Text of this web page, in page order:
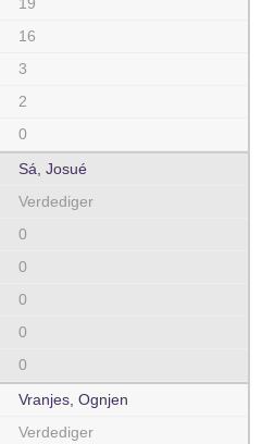
16
3
2
0
Sá, Josué
Verdediger
0
0
0
0
0
Vranjes, Ognjen
Verdediger